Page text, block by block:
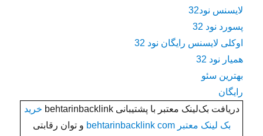
لایسنس نود32
پسورد نود 32
اوکلی لایسنس رایگان نود 32
همیار نود 32
بهترین سئو
رایگان
دریافت بک‌لینک معتبر با پشتیبانی behtarinbacklink
خرید
بک لینک معتبر behtarinbacklink com
و توان رقابتی